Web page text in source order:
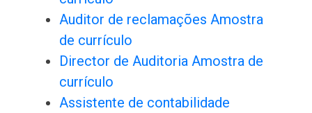
Auditor de reclamações Amostra
de currículo
Director de Auditoria Amostra de
currículo
Assistente de contabilidade